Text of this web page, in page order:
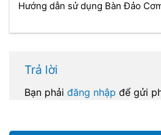
Hướng dẫn sử dụng Bàn Đảo
Trả lời
Bạn phải đăng nhập để gửi